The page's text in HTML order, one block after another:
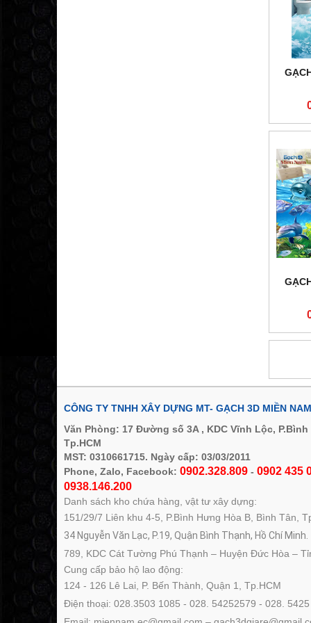
CÔNG TY TNHH XÂY DỰNG MT- GẠCH 3D MIỀN NAM
Văn Phòng: 17 Đường số 3A , KDC Vĩnh Lộc,
Tp.HCM
MST: 0310661715. Ngày cấp: 03/03/2011
Phone, Zalo, Facebook: 0902.328.809 - 0902 435
0938.146.200
Danh sách kho chứa hàng, vật tư xây dựng:
151/29/7 Liên khu 4-5, P.Bình Hưng Hòa B, Bình Tân,
34 Nguyễn Văn Lạc, P.19, Quận Bình Thạnh, Hồ Chí Minh.
789, KDC Cát Tường Phú Thạnh – Huyện Đức Hòa –
Cung cấp bảo hộ lao động:
124 - 126 Lê Lai, P. Bến Thành, Quận 1, Tp.HCM
Điện thoại: 028.3503 1085 - 028. 54252579 - 028.